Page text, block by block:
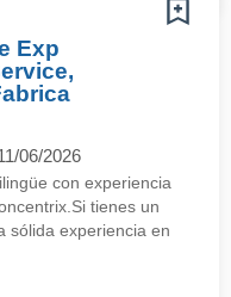
Exp
06/2026
con experiencia
tienes un
sólida experiencia en